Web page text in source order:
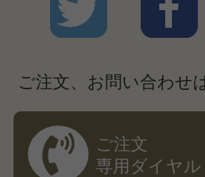
ご注文、お問い合わせ
ご注文
専用ダイヤル